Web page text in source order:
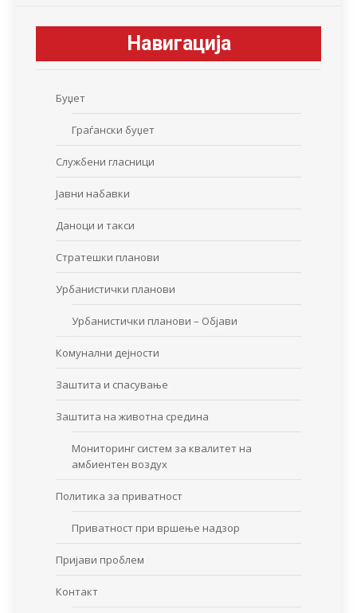
Навигација
Буџет
Граѓански буџет
Службени гласници
Јавни набавки
Даноци и такси
Стратешки планови
Урбанистички планови
Урбанистички планови – Објави
Комунални дејности
Заштита и спасување
Заштита на животна средина
Мониторинг систем за квалитет на
амбиентен воздух
Политика за приватност
Приватност при вршење надзор
Пријави проблем
Контакт